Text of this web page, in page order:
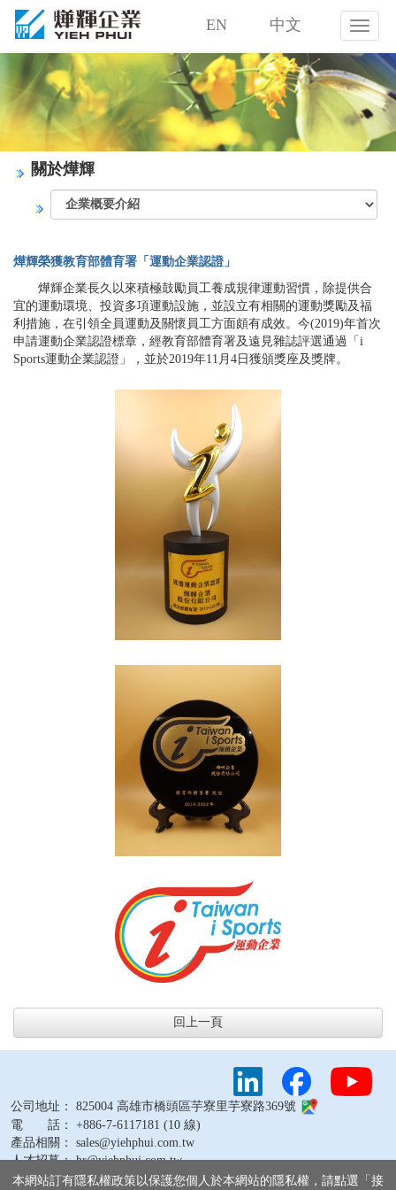
燁
輝
企
業
股
份
有
限
司
EN 中文
關於燁輝
燁輝榮獲教育部體育署「運動企業認證」
燁輝企業長久以來積極鼓勵員工養成規律運動習慣，除提供合
宜的運動環境、投資多項運動設施，並設立有相關的運動獎勵及福
利措施，在引領全員運動及關懷員工方面頗有成效。今(2019)年首次
申請運動企業認證標章，經教育部體育署及遠見雜誌評選通過「i
Sports運動企業認證」，並於2019年11月4日獲頒獎座及獎牌。
回上一頁
公司地址： 825004 高雄市橋頭區芋寮里芋寮路369號
電 話： +886-7-6117181 (10 線)
產品相關： sales@yiehphui.com.tw
人才招募： hr@yiehphui.com.tw
其他問題： webmaster@yiehphui.com.tw
本網站訂有隱私權政策以保護您個人於本網站的隱私權，請點選「接